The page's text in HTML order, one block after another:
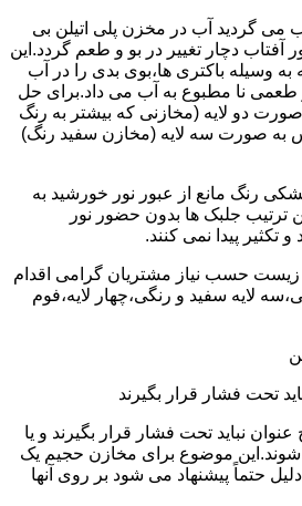
می گردید آب در مخزن پلی اتیلن بی
آفتاب دچار تغییر در بو و طعم گردد.این
وسیله باکتری ها،بوی بدی را در آب
طعمی نا مطبوع به آب می داد.برای حل
دو لایه (مخازنی که بیشتر به رنگ
به صورت سه لایه (مخازن سفید رنگ)
رنگ مانع از عبور نور خورشید به
جلبک ها بدون حضور نور
پیدا نمی کنند.
حسب نیاز مشتریان گرامی اقدام
لایه سفید و رنگی،چهار لایه،فوم
تحت فشار قرار بگیرند
نباید تحت فشار قرار بگیرند و یا
شوند.این موضوع برای مخازن حجیم یک
حتماً پیشنهاد می شود بر روی آنها